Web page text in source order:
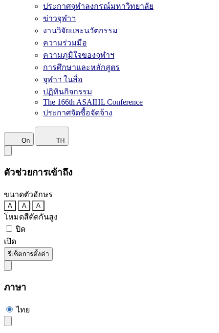
ประกาศจุฬาลงกรณ์มหาวิทยาลัย
ข่าวจุฬาฯ
งานวิจัยและนวัตกรรม
ความร่วมมือ
ความภูมิใจของจุฬาฯ
การศึกษาและหลักสูตร
จุฬาฯ ในสื่อ
ปฏิทินกิจกรรม
The 166th ASAIHL Conference
ประกาศจัดซื้อจัดจ้าง
On TH
ตัวช่วยการเข้าถึง
ขนาดตัวอักษร
A A A
โหมดสีตัดกันสูง
ปิด
เปิด
รีเซ็ตการตั้งค่า
ภาษา
ไทย